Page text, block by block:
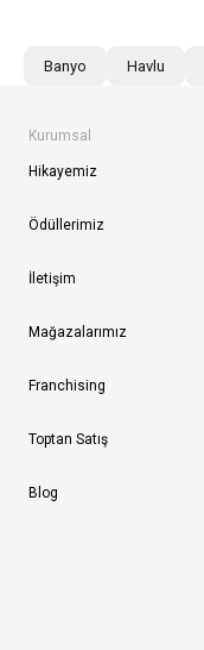
Banyo Havlu
Kurumsal
Hikayemiz
Ödüllerimiz
İletişim
Mağazalarımız
Franchising
Toptan Satış
Blog